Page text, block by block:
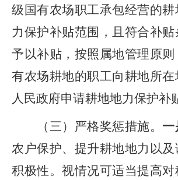
级国有农场职工承包经营的
力保护补贴范围，且符合补
予以补贴，按照属地管理原则
有农场耕地的职工向耕地所在
人民政府申请耕地地力保护补
（三）
严格奖惩措施。 一
农户保护、提升耕地地力以及
积极性。视情况可适当提高对